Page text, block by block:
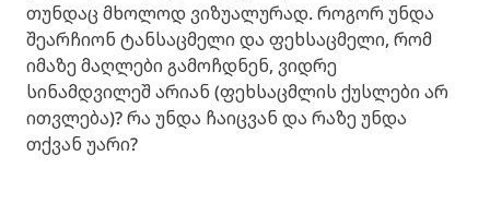
თუნდაც მხოლოდ ვიზუალურად. როგორ უნდა
შეარჩიონ ტანსაცმელი და ფეხსაცმელი, რომ
იმაზე მაღლები გამოჩდნენ, ვიდრე
სინამდვილეშ არიან (ფეხსაცმლის ქუსლები არ
ითვლება)? რა უნდა ჩაიცვან და რაზე უნდა
თქვან უარი?